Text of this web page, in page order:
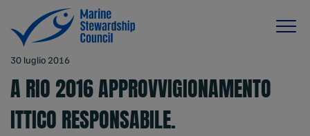
30 luglio 2016
A RIO 2016 APPROVVIGIONAMENTO
ITTICO RESPONSABILE.